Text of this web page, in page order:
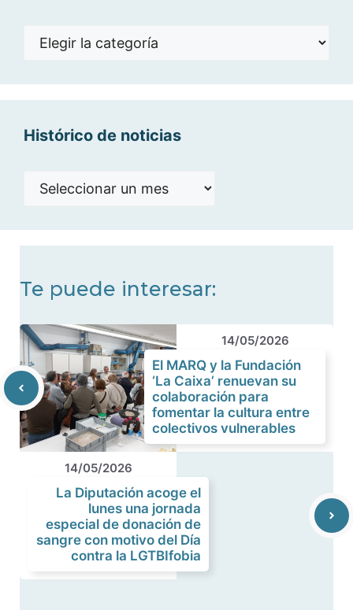
Noticias
Histórico de noticias
Histórico
Te puede interesar:
14/05/2026
El MARQ y la Fundación
‘La Caixa’ renuevan su
colaboración para
fomentar la cultura entre
colectivos vulnerables
14/05/2026
La Diputación acoge el
lunes una jornada
especial de donación de
sangre con motivo del Día
contra la LGTBIfobia